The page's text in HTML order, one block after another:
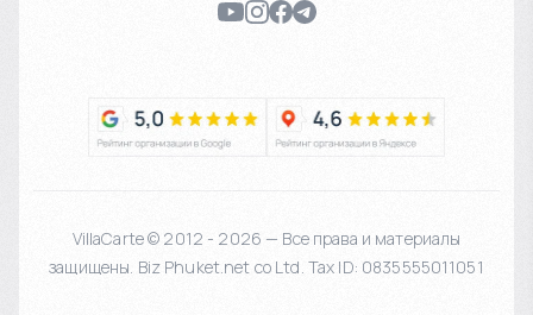
VillaCarte © 2012 - 2026 — Все права и материалы
защищены. Biz Phuket.net co Ltd. Tax ID: 0835555011051